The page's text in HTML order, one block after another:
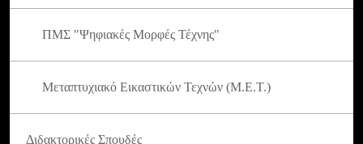
ΠΜΣ "Ψηφιακές Μορφές Τέχνης"
Μεταπτυχιακό Εικαστικών Τεχνών (Μ.Ε.Τ.)
Διδακτορικές Σπουδές